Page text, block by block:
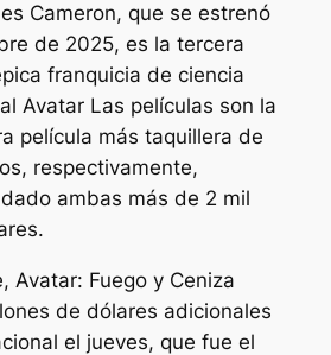
Cameron, que se estrenó
de 2025, es la tercera
franquicia de ciencia
AvatarLas películas son la
película más taquillera de
respectivamente,
ambas más de 2 mil
, Avatar: Fuego y Ceniza
de dólares adicionales
el jueves, que fue el